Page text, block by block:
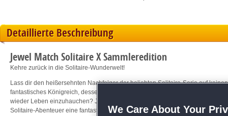
Detaillierte Beschreibung
Jewel Match Solitaire X Sammleredition
Kehre zurück in die Solitaire-Wunderwelt!
Lass dir den heißersehnten Nachfolger der beliebten Solitaire-Serie auf
fantastisches Königreich, dessen Burgen wiederaufgebaut werden müssen.
wieder Leben einzuhauchen? Jewel Match Solitaire X wird dich wieder in
Solitaire-Abenteuer eine fantastische Welt und lasse prächtige Schlösser in
We Care About Your